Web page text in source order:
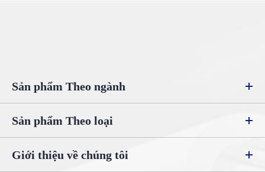
Sản phẩm Theo ngành
Sản phẩm Theo loại
Giới thiệu về chúng tôi